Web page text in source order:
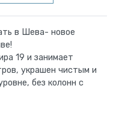
в Шева- новое
19 и занимает
украшен чистым и
без колонн с